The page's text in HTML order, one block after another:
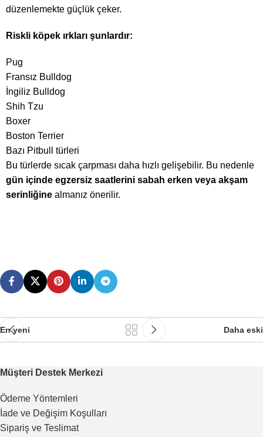
düzenlemekte güçlük çeker.
Riskli köpek ırkları şunlardır:
Pug
Fransız Bulldog
İngiliz Bulldog
Shih Tzu
Boxer
Boston Terrier
Bazı Pitbull türleri
Bu türlerde sıcak çarpması daha hızlı gelişebilir. Bu nedenle
gün içinde egzersiz saatlerini sabah erken veya akşam
serinliğine almanız önerilir.
En yeni Daha eski
Müşteri Destek Merkezi
Ödeme Yöntemleri
İade ve Değişim Koşulları
Sipariş ve Teslimat